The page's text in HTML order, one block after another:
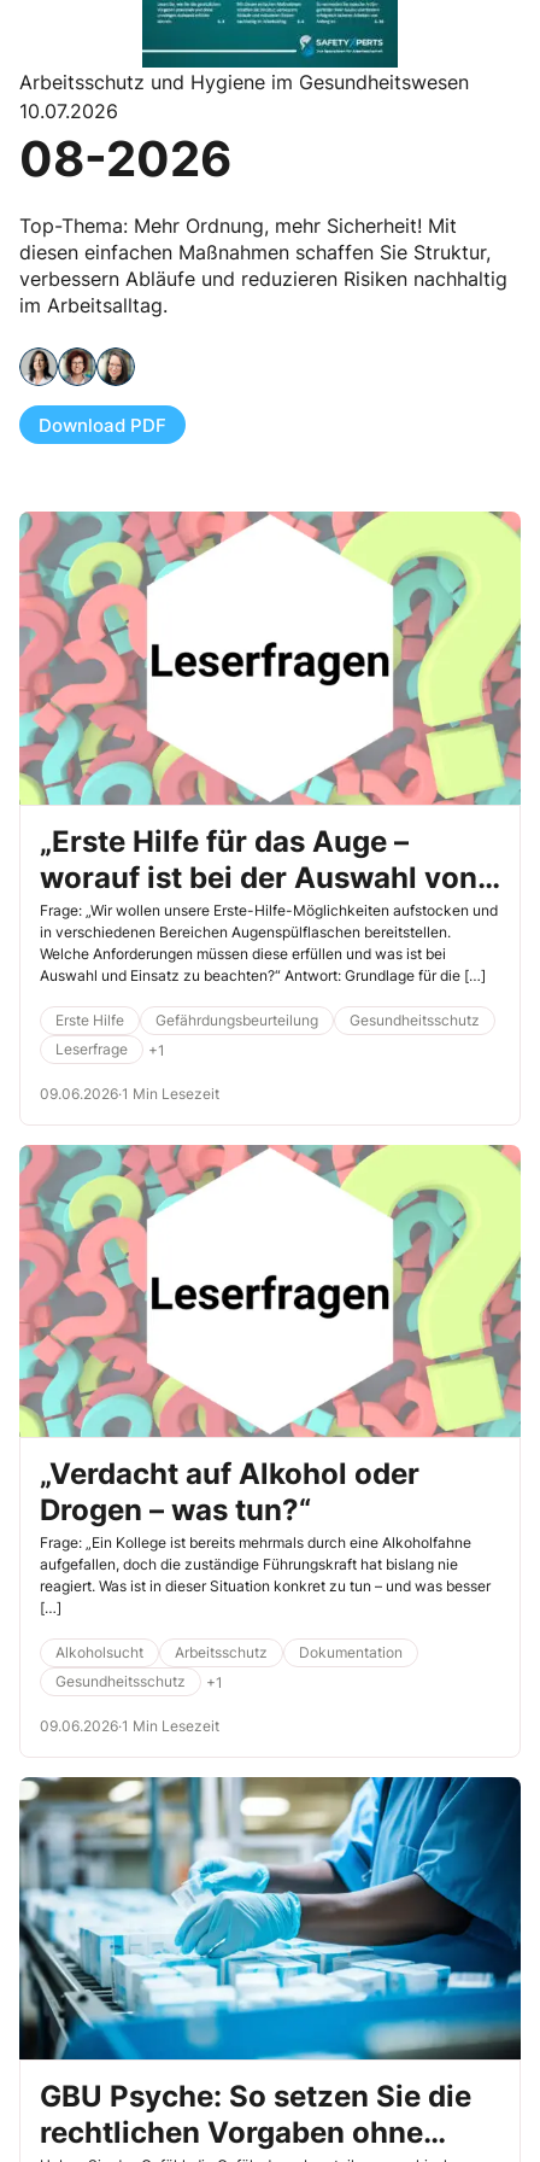
Arbeitsschutz und Hygiene im Gesundheitswesen
10.07.2026
08-2026
Top-Thema: Mehr Ordnung, mehr Sicherheit! Mit
diesen einfachen Maßnahmen schaffen Sie Struktur,
verbessern Abläufe und reduzieren Risiken nachhaltig
im Arbeitsalltag.
Download PDF
„Erste Hilfe für das Auge –
worauf ist bei der Auswahl von
Augenspülflaschen zu achten?“
Frage: „Wir wollen unsere Erste-Hilfe-Möglichkeiten aufstocken und
in verschiedenen Bereichen Augenspülflaschen bereitstellen.
Welche Anforderungen müssen diese erfüllen und was ist bei
Auswahl und Einsatz zu beachten?“ Antwort: Grundlage für die […]
Erste Hilfe Gefährdungsbeurteilung
Gesundheitsschutz
Leserfrage
+1
09.06.2026·1 Min Lesezeit
„Verdacht auf Alkohol oder
Drogen – was tun?“
Frage: „Ein Kollege ist bereits mehrmals durch eine Alkoholfahne
aufgefallen, doch die zuständige Führungskraft hat bislang nie
reagiert. Was ist in dieser Situation konkret zu tun – und was besser
[…]
Alkoholsucht Arbeitsschutz
Dokumentation
Gesundheitsschutz
+1
09.06.2026·1 Min Lesezeit
GBU Psyche: So setzen Sie die
rechtlichen Vorgaben ohne